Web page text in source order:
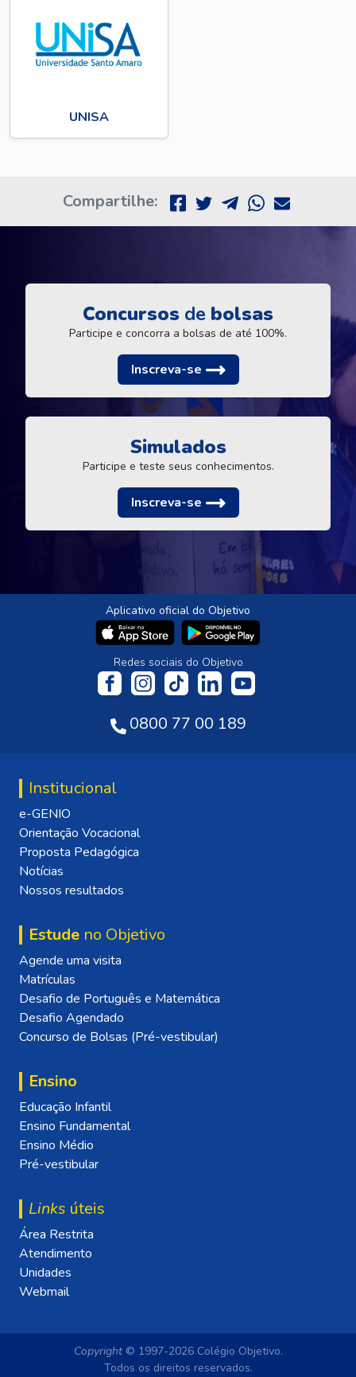
UNISA
Compartilhe:
Concursos de bolsas
Participe e concorra a bolsas de até 100%.
Inscreva-se
Simulados
Participe e teste seus conhecimentos.
Inscreva-se
Aplicativo oficial do Objetivo
Redes sociais do Objetivo
0800 77 00 189
Institucional
e-GENIO
Orientação Vocacional
Proposta Pedagógica
Notícias
Nossos resultados
Estude no Objetivo
Agende uma visita
Matrículas
Desafio de Português e Matemática
Desafio Agendado
Concurso de Bolsas (Pré-vestibular)
Ensino
Educação Infantil
Ensino Fundamental
Ensino Médio
Pré-vestibular
Links úteis
Área Restrita
Atendimento
Unidades
Webmail
Copyright© 1997-2026 Colégio Objetivo.
Todos os direitos reservados.